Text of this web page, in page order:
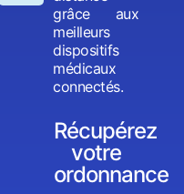
grâce aux
meilleurs
dispositifs
médicaux
connectés.
Récupérez
votre
ordonnance